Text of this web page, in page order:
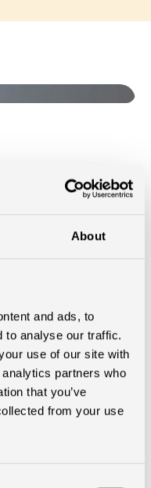
About
and ads, to
to analyse our traffic.
use of our site with
partners who
that you’ve
from your use
understøtter
også fokus på
produkter og